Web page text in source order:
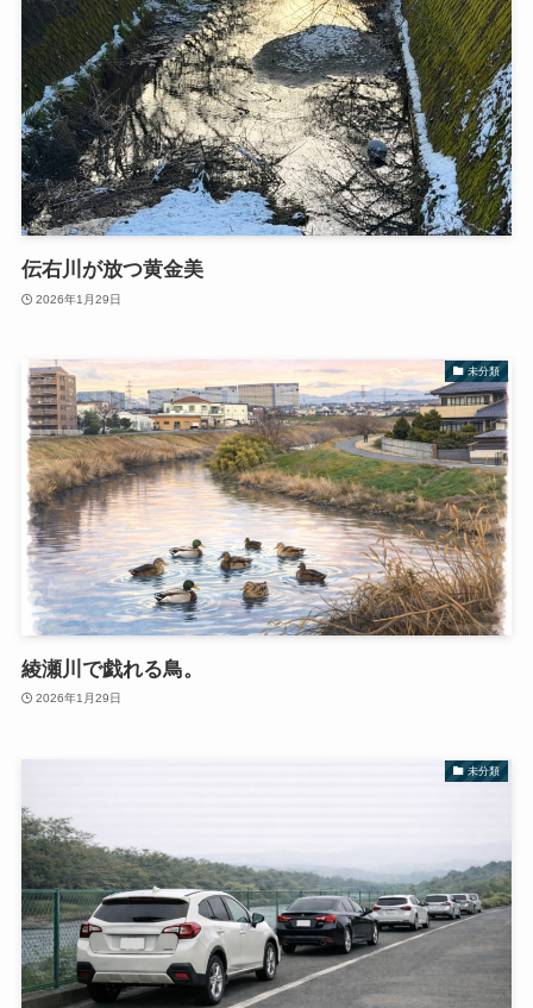
伝右川が放つ黄金美
2026年1月29日
未分類
綾瀬川で戯れる鳥。
2026年1月29日
未分類